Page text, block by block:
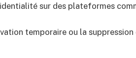
sur des plateformes
temporaire ou la